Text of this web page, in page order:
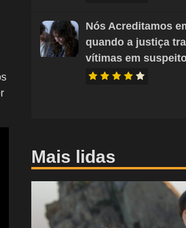
Nós Acreditamos
quando a justiça
vítimas em
Mais lidas